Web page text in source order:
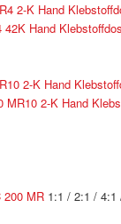
2-K Hand
Hand
2-K Hand
MR10 2-K Hand
200 MR 1:1 / 2:1 / 4:1